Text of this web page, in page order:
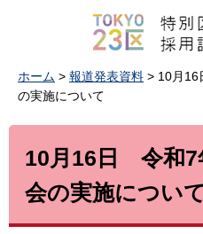
ホーム > 報道発表資料 > 10月
の実施について
10月16日 令和7
会の実施について